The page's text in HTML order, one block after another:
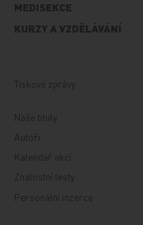
MEDISEKCE
KURZY A VZDĚLÁVÁNÍ
Tiskové zprávy
Naše tituly
Autoři
Kalendář akcí
Znalostní testy
Personální inzerce